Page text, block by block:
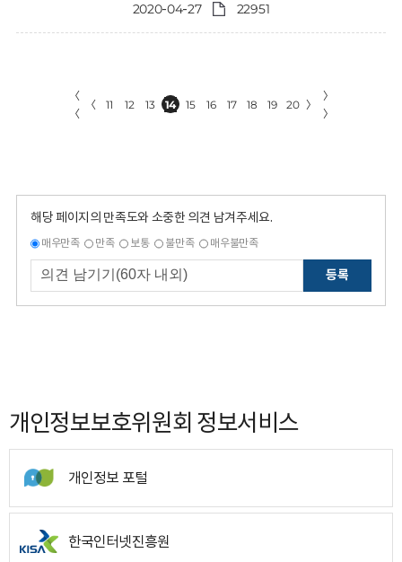
2020-04-27 22951
〈
〈
〈 11 12 13 14 15 16 17 18 19 20 〉
〉
〉
해당 페이지의 만족도와 소중한 의견 남겨주세요.
매우만족 만족 보통 불만족 매우불만족
등록
개인정보보호위원회 정보서비스
개인정보 포털
한국인터넷진흥원